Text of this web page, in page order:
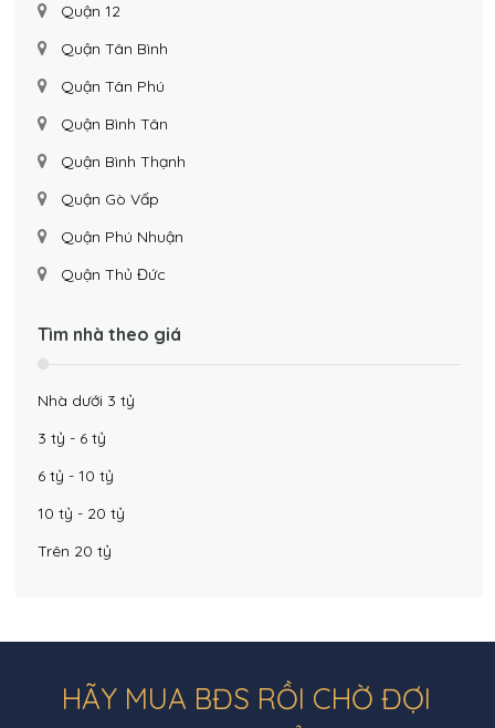
Quận 12
Quận Tân Bình
Quận Tân Phú
Quận Bình Tân
Quận Bình Thạnh
Quận Gò Vấp
Quận Phú Nhuận
Quận Thủ Đức
Tìm nhà theo giá
Nhà dưới 3 tỷ
3 tỷ - 6 tỷ
6 tỷ - 10 tỷ
10 tỷ - 20 tỷ
Trên 20 tỷ
HÃY MUA BĐS RỒI CHỜ ĐỢI